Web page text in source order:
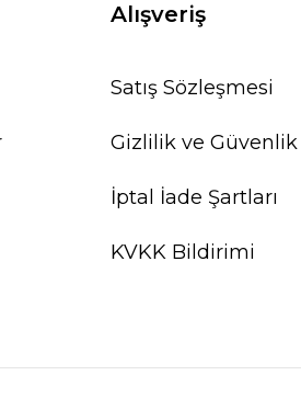
%20
Alışveriş
Satış Sözleşmesi
Gizlilik ve Güvenlik
İptal İade Şartları
KVKK Bildirimi